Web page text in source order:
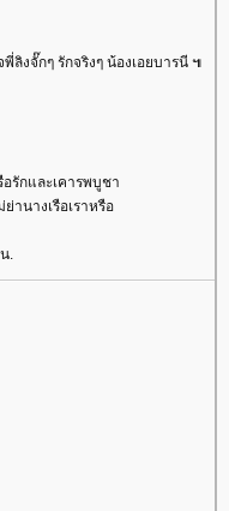
ลิงจั๊กๆ รักจริงๆ น้องเอยบารนี ๚
รักและเคารพบูชา
านางเรือเราหรือ
.